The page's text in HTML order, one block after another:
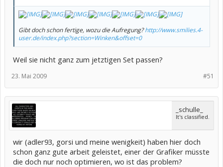
Gibt doch schon fertige, wozu die Aufregung?http://www.smilies.4-
user.de/index.php?section=Winken&offset=0
Weil sie nicht ganz zum jetztigen Set passen?
#51
23. Mai 2009
_schulle_
It's classified.
wir (adler93, gorsi und meine wenigkeit) haben hier doch
schon ganz gute arbeit geleistet, einer der Grafiker müsste
die doch nur noch optimieren, wo ist das problem?